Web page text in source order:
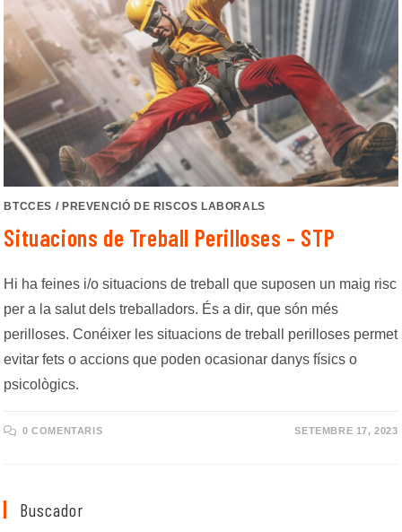
BTCCES / PREVENCIÓ DE RISCOS LABORALS
Situacions de Treball Perilloses – STP
Hi ha feines i/o situacions de treball que suposen un maig risc
per a la salut dels treballadors. És a dir, que són més
perilloses. Conéixer les situacions de treball perilloses permet
evitar fets o accions que poden ocasionar danys físics o
psicològics.
0 COMENTARIS SETEMBRE 17, 2023
Buscador